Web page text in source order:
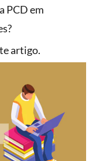
PCD em
artigo.